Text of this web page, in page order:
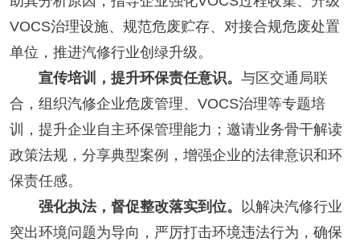
VOCS治理设施、规范危废贮存、对接合规危废处置
单位，推进汽修行业创绿升级。
宣传培训，提升环保责任意识。 与区交通局联
合，组织汽修企业危废管理、VOCS治理等专题培
训，提升企业自主环保管理能力；邀请业务骨干解读
政策法规，分享典型案例，增强企业的法律意识和环
保责任感。
强化执法，督促整改落实到位。
以解决汽修行业
突出环境问题为导向，严厉打击环境违法行为，确保